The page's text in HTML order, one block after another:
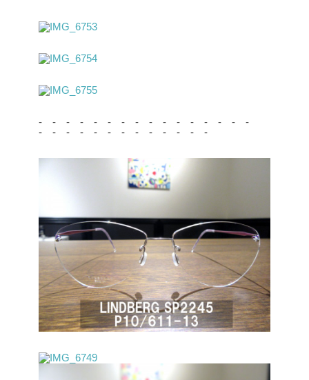
- - - - - - - - - - - - - - - -
- - - - - - - - - - - - -